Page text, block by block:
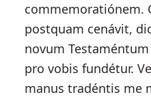
commemoratiónem.
postquam cenávit,
novum
pro vobis fundétur.
manus tradéntis me